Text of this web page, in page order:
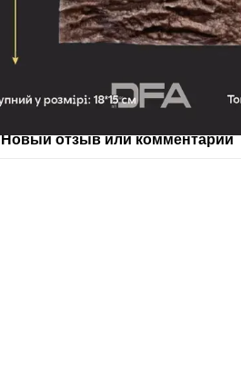
Новый отзыв или комментарий